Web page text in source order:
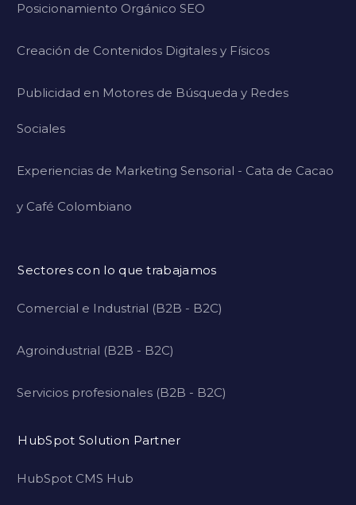
Posicionamiento Orgánico SEO
Creación de Contenidos Digitales y Físicos
Publicidad en Motores de Búsqueda y Redes
Sociales
Experiencias de Marketing Sensorial - Cata de Cacao
y Café Colombiano
Sectores con lo que trabajamos
Comercial e Industrial (B2B - B2C)
Agroindustrial (B2B - B2C)
Servicios profesionales (B2B - B2C)
HubSpot Solution Partner
HubSpot CMS Hub